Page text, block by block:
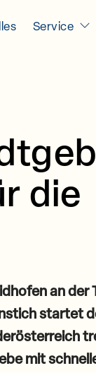
Service
die
an der
startet
mit